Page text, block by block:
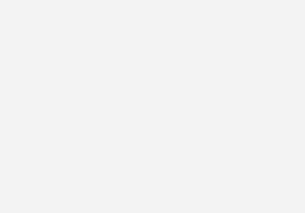
sein Sortiment des 45er-
im niederen Lastbereich ergänzt.
C-Profil mit den Maßen
mit zwei Bohrungen für die